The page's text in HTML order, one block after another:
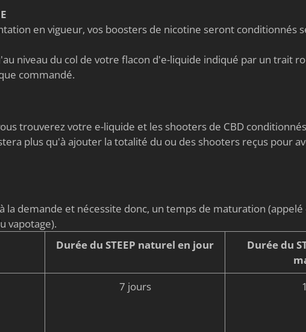
en vigueur, vos boosters de nicotine seront conditionnés
niveau du col de votre flacon d'e-liquide indiqué par un trait
commandé.
trouverez votre e-liquide et les shooters de CBD
plus qu'à ajouter la totalité du ou des shooters reçus pour
la demande et nécessite donc, un temps de maturation
vapotage).
Durée du STEEP naturel en jour
Durée du
7 jours